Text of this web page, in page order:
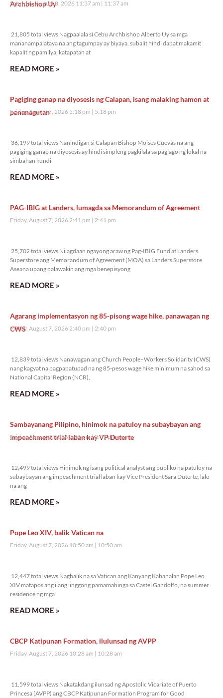
Archbishop Uy
Saturday, August 8, 2026 11:37 am 11:37 am
21,805 total views Nagpaalala si Cebu Archbishop Alberto Uy sa mga
mananampalataya na ang tagumpay ay biyaya, subalit hindi dapat makamit
kapalit ng pamilya, katapatan at
READ MORE »
Pagiging ganap na diyosesis ng Calapan, isang malaking hamon at
pananagutan
Friday, August 7, 2026 5:18 pm 5:18 pm
36,199 total views Nanindigan si Calapan Bishop Moises Cuevas na ang
pagiging ganap na diyosesis ay hindi simpleng pagkilala sa paglago ng lokal na
simbahan kundi
READ MORE »
PAG-IBIG at Landers, lumagda sa Memorandum of Agreement
Friday, August 7, 2026 2:41 pm 2:41 pm
25,702 total views Nilagdaan ngayong araw ng Pag-IBIG Fund at Landers
Superstore ang Memorandum of Agreement (MOA) sa Landers Superstore
Aseana upang palawakin ang mga benepisyong
READ MORE »
Agarang implementasyon ng 85-pisong wage hike, panawagan ng
CWS
Friday, August 7, 2026 2:40 pm 2:40 pm
12,839 total views Nanawagan ang Church People–Workers Solidarity (CWS)
nang kagyat na pagpapatupad na ng 85-pesos wage hike minimum na sahod sa
National Capital Region (NCR),
READ MORE »
Sambayanang Pilipino, hinimok na patuloy na subaybayan ang
impeachment trial laban kay VP Duterte
Friday, August 7, 2026 2:01 pm 2:01 pm
12,499 total views Hinimok ng isang political analyst ang publiko na patuloy na
subaybayan ang impeachment trial laban kay Vice President Sara Duterte, lalo
na ang
READ MORE »
Pope Leo XIV, balik Vatican na
Friday, August 7, 2026 10:50 am 10:50 am
12,447 total views Nagbalik na sa Vatican ang Kanyang Kabanalan Pope Leo
XIV matapos ang ilang linggong pamamahinga sa Castel Gandolfo, na summer
residence ng mga
READ MORE »
CBCP Katipunan Formation, ilulunsad ng AVPP
Friday, August 7, 2026 10:28 am 10:28 am
11,599 total views Nakatakdang ilunsad ng Apostolic Vicariate of Puerto
Princesa (AVPP) ang CBCP Katipunan Formation Program for Good